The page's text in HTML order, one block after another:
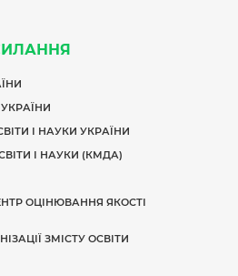
І НАУКИ УКРАЇНИ
І НАУКИ (КМДА)
ОЦІНЮВАННЯ ЯКОСТІ
ЗМІСТУ ОСВІТИ